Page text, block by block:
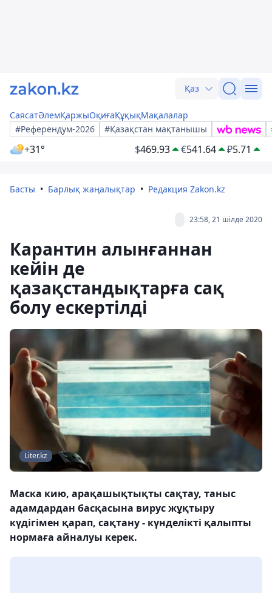
Қаз
СаясатӘлемҚаржыОқиғаҚұқықМақалалар
#Референдум-2026
#Қазақстан мақтанышы
+31° $469.93 €541.64 ₽5.71
Басты Барлық жаңалықтар Редакция Zakon.kz
23:58, 21 шілде 2020
Карантин алынғаннан
кейін де
қазақстандықтарға сақ
болу ескертілді
Liter.kz
Маска кию, арақашықтықты сақтау, таныс
адамдардан басқасына вирус жұқтыру
күдігімен қарап, сақтану - күнделікті қалыпты
нормаға айналуы керек.